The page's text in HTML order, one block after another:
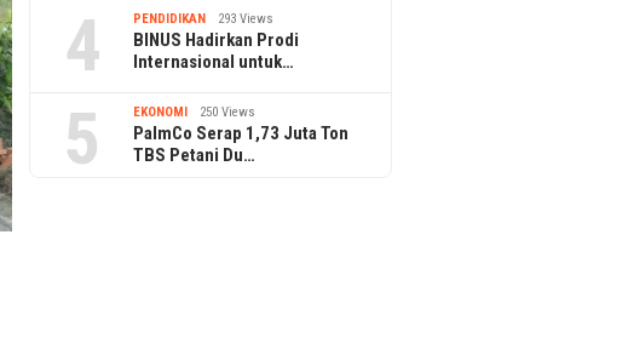
4 PENDIDIKAN 293 Views
BINUS Hadirkan Prodi
Internasional untuk…
5 EKONOMI 250 Views
PalmCo Serap 1,73 Juta Ton
TBS Petani Du…